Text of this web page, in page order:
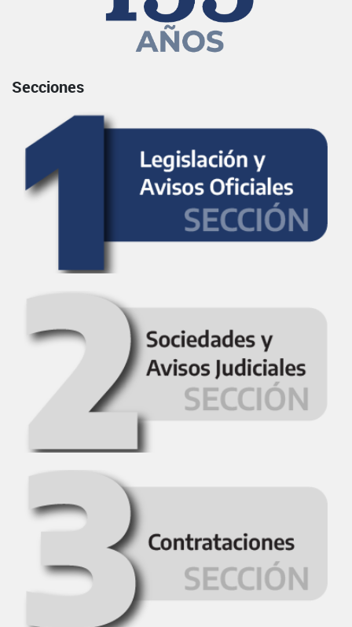
Secciones